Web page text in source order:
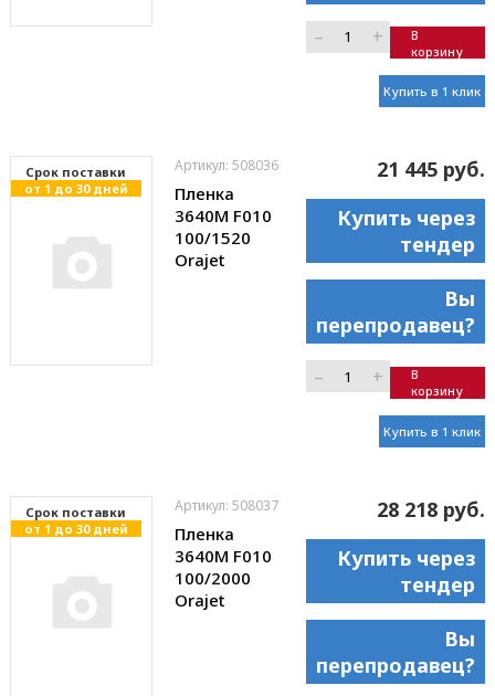
– +
В
корзину
Купить в 1 клик
Cрок поставки
от 1 до 30 дней
Артикул: 508036
Пленка
3640M F010
100/1520
Orajet
21 445 руб.
Купить через
тендер
Вы
перепродавец?
– +
В
корзину
Купить в 1 клик
Cрок поставки
от 1 до 30 дней
Артикул: 508037
Пленка
3640M F010
100/2000
Orajet
28 218 руб.
Купить через
тендер
Вы
перепродавец?